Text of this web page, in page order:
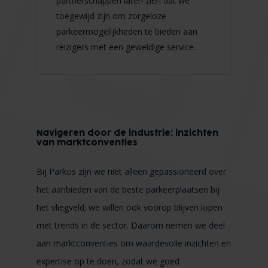
toegewijd zijn om zorgeloze
parkeermogelijkheden te bieden aan
reizigers met een geweldige service.
Navigeren door de industrie: inzichten
van marktconventies
Bij Parkos zijn we niet alleen gepassioneerd over
het aanbieden van de beste parkeerplaatsen bij
het vliegveld; we willen ook voorop blijven lopen
met trends in de sector. Daarom nemen we deel
aan marktconventies om waardevolle inzichten en
expertise op te doen, zodat we goed